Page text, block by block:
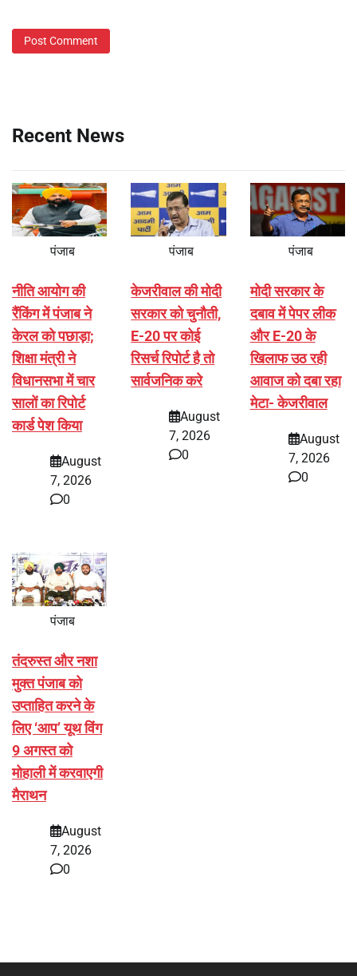
Recent News
पंजाब
नीति आयोग की
रैंकिंग में पंजाब ने
केरल को पछाड़ा;
शिक्षा मंत्री ने
विधानसभा में चार
सालों का रिपोर्ट
कार्ड पेश किया
August
7, 2026
0
पंजाब
केजरीवाल की मोदी
सरकार को चुनौती,
E-20 पर कोई
रिसर्च रिपोर्ट है तो
सार्वजनिक करे
August
7, 2026
0
पंजाब
मोदी सरकार के
दबाव में पेपर लीक
और E-20 के
खिलाफ उठ रही
आवाज को दबा रहा
मेटा- केजरीवाल
August
7, 2026
0
पंजाब
तंदरुस्त और नशा
मुक्त पंजाब को
उप्ताहित करने के
लिए ‘आप’ यूथ विंग
9 अगस्त को
मोहाली में करवाएगी
मैराथन
August
7, 2026
0